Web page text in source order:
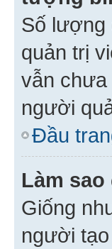
Số lượng
quản trị
vẫn chưa
người
Đầu
Làm
Giống
người